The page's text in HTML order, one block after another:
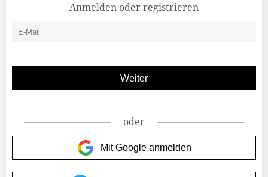
Anmelden oder registrieren
oder
Mit Google anmelden